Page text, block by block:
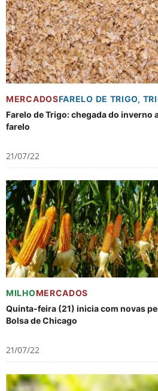
MERCADOSFARELO DE TRIGO,
Farelo de Trigo: chegada do inverno
farelo
21/07/22
MILHOMERCADOS
Quinta-feira (21) inicia com novas
Bolsa de Chicago
21/07/22